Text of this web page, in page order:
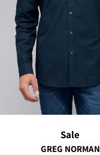
Sale
GREG NORMAN